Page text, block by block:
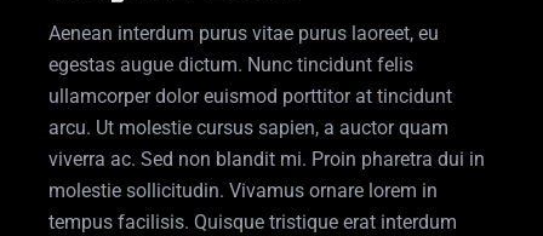
Aenean interdum purus vitae purus laoreet, eu
egestas augue dictum. Nunc tincidunt felis
ullamcorper dolor euismod porttitor at tincidunt
arcu. Ut molestie cursus sapien, a auctor quam
viverra ac. Sed non blandit mi. Proin pharetra dui in
molestie sollicitudin. Vivamus ornare lorem in
tempus facilisis. Quisque tristique erat interdum